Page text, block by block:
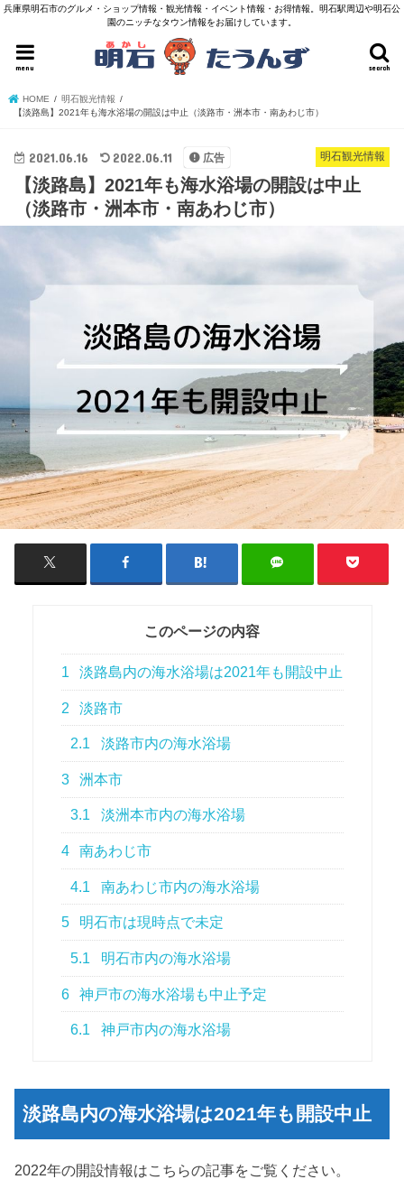
兵庫県明石市のグルメ・ショップ情報・観光情報・イベント情報・お得情報。明石駅周辺や明石公
園のニッチなタウン情報をお届けしています。
search
menu
HOME
明石観光情報
【淡路島】2021年も海水浴場の開設は中止（淡路市・洲本市・南あわじ市）
明石観光情報
2021.06.16 2022.06.11 広告
【淡路島】2021年も海水浴場の開設は中止
（淡路市・洲本市・南あわじ市）
このページの内容
1 淡路島内の海水浴場は2021年も開設中止
2 淡路市
2.1 淡路市内の海水浴場
3 洲本市
3.1 淡洲本市内の海水浴場
4 南あわじ市
4.1 南あわじ市内の海水浴場
5 明石市は現時点で未定
5.1 明石市内の海水浴場
6 神戸市の海水浴場も中止予定
6.1 神戸市内の海水浴場
淡路島内の海水浴場は2021年も開設中止
2022年の開設情報はこちらの記事をご覧ください。